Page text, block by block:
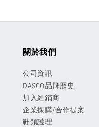
關於我們
公司資訊
DASCO品牌歷史
加入經銷商
企業採購/合作提案
鞋類護理